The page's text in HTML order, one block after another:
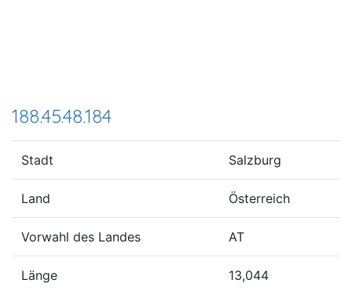
188.45.48.184
Stadt Salzburg
Land Österreich
Vorwahl des Landes AT
Länge 13,044